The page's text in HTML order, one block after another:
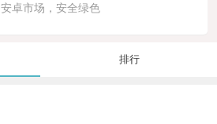
安卓市场，安全绿色
排行